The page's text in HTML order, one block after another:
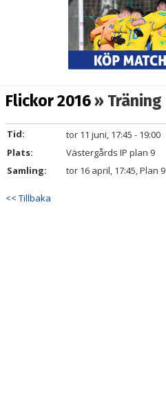
DOKUMENT
KONTAKT
Flickor 2016» Träning
Tid:
tor 11 juni, 17:45 - 19:00
Plats:
Västergårds IP plan 9
Samling:
tor 16 april, 17:45, Plan 9
<< Tillbaka